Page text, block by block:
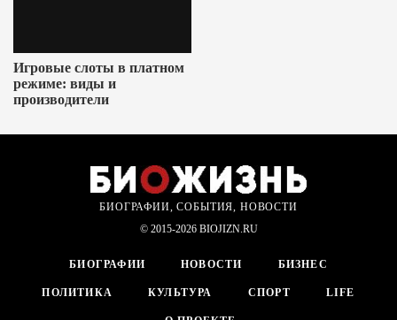
Игровые слоты в платном
режиме: виды и
производители
БИОГРАФИИ, СОБЫТИЯ, НОВОСТИ
© 2015-2026 BIOJIZN.RU
БИОГРАФИИ НОВОСТИ БИЗНЕС
ПОЛИТИКА КУЛЬТУРА СПОРТ LIFE